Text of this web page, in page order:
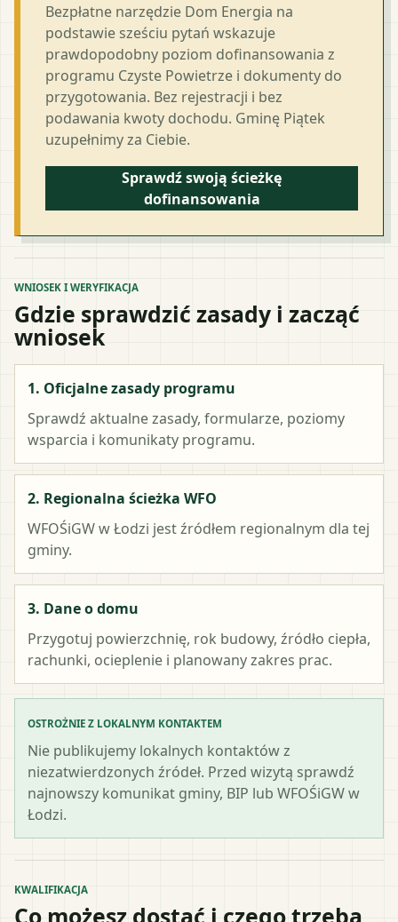
Bezpłatne narzędzie Dom Energia na
podstawie sześciu pytań wskazuje
prawdopodobny poziom dofinansowania z
programu Czyste Powietrze i dokumenty do
przygotowania. Bez rejestracji i bez
podawania kwoty dochodu. Gminę Piątek
uzupełnimy za Ciebie.
Sprawdź swoją ścieżkę
dofinansowania
WNIOSEK I WERYFIKACJA
Gdzie sprawdzić zasady i zacząć
wniosek
1. Oficjalne zasady programu
Sprawdź aktualne zasady, formularze, poziomy
wsparcia i komunikaty programu.
2. Regionalna ścieżka WFO
WFOŚiGW w Łodzi jest źródłem regionalnym dla tej
gminy.
3. Dane o domu
Przygotuj powierzchnię, rok budowy, źródło ciepła,
rachunki, ocieplenie i planowany zakres prac.
OSTROŻNIE Z LOKALNYM KONTAKTEM
Nie publikujemy lokalnych kontaktów z
niezatwierdzonych źródeł. Przed wizytą sprawdź
najnowszy komunikat gminy, BIP lub WFOŚiGW w
Łodzi.
KWALIFIKACJA
Co możesz dostać i czego trzeba